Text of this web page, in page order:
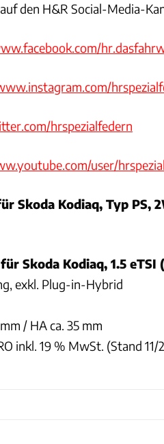
den H&R Social-Media-
hrspezialfedern
user/
Skoda Kodiaq, Typ PS,
Skoda Kodiaq, 1.5 eTSI
exkl. Plug-in-Hybrid
/ HA ca. 35 mm
inkl. 19 % MwSt. (Stand 11/